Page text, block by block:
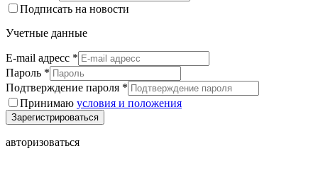
Подписать на новости
Учетные данные
E-mail адресс *
Пароль *
Подтверждение пароля *
Принимаю условия и положения
Зарегистрироваться
авторизоваться